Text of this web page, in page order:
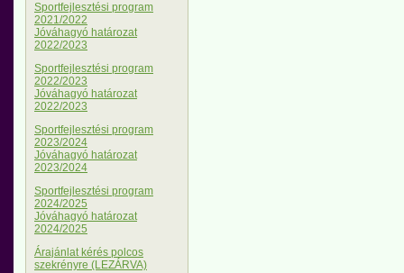
Sportfejlesztési program
2021/2022
Jóváhagyó határozat
2022/2023
Sportfejlesztési program
2022/2023
Jóváhagyó határozat
2022/2023
Sportfejlesztési program
2023/2024
Jóváhagyó határozat
2023/2024
Sportfejlesztési program
2024/2025
Jóváhagyó határozat
2024/2025
Árajánlat kérés polcos
szekrényre (LEZÁRVA)